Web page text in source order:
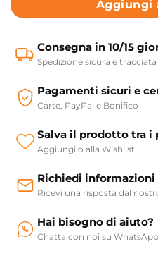
Aggiungi
Consegna in 10/15
Spedizione sicura e tracciata
Pagamenti sicuri e
Carte, PayPal e Bonifico
Salva il prodotto tra i
Aggiungilo alla Wishlist
Richiedi
Ricevi una risposta dal
Hai bisogno di aiuto?
Chatta con noi su WhatsApp